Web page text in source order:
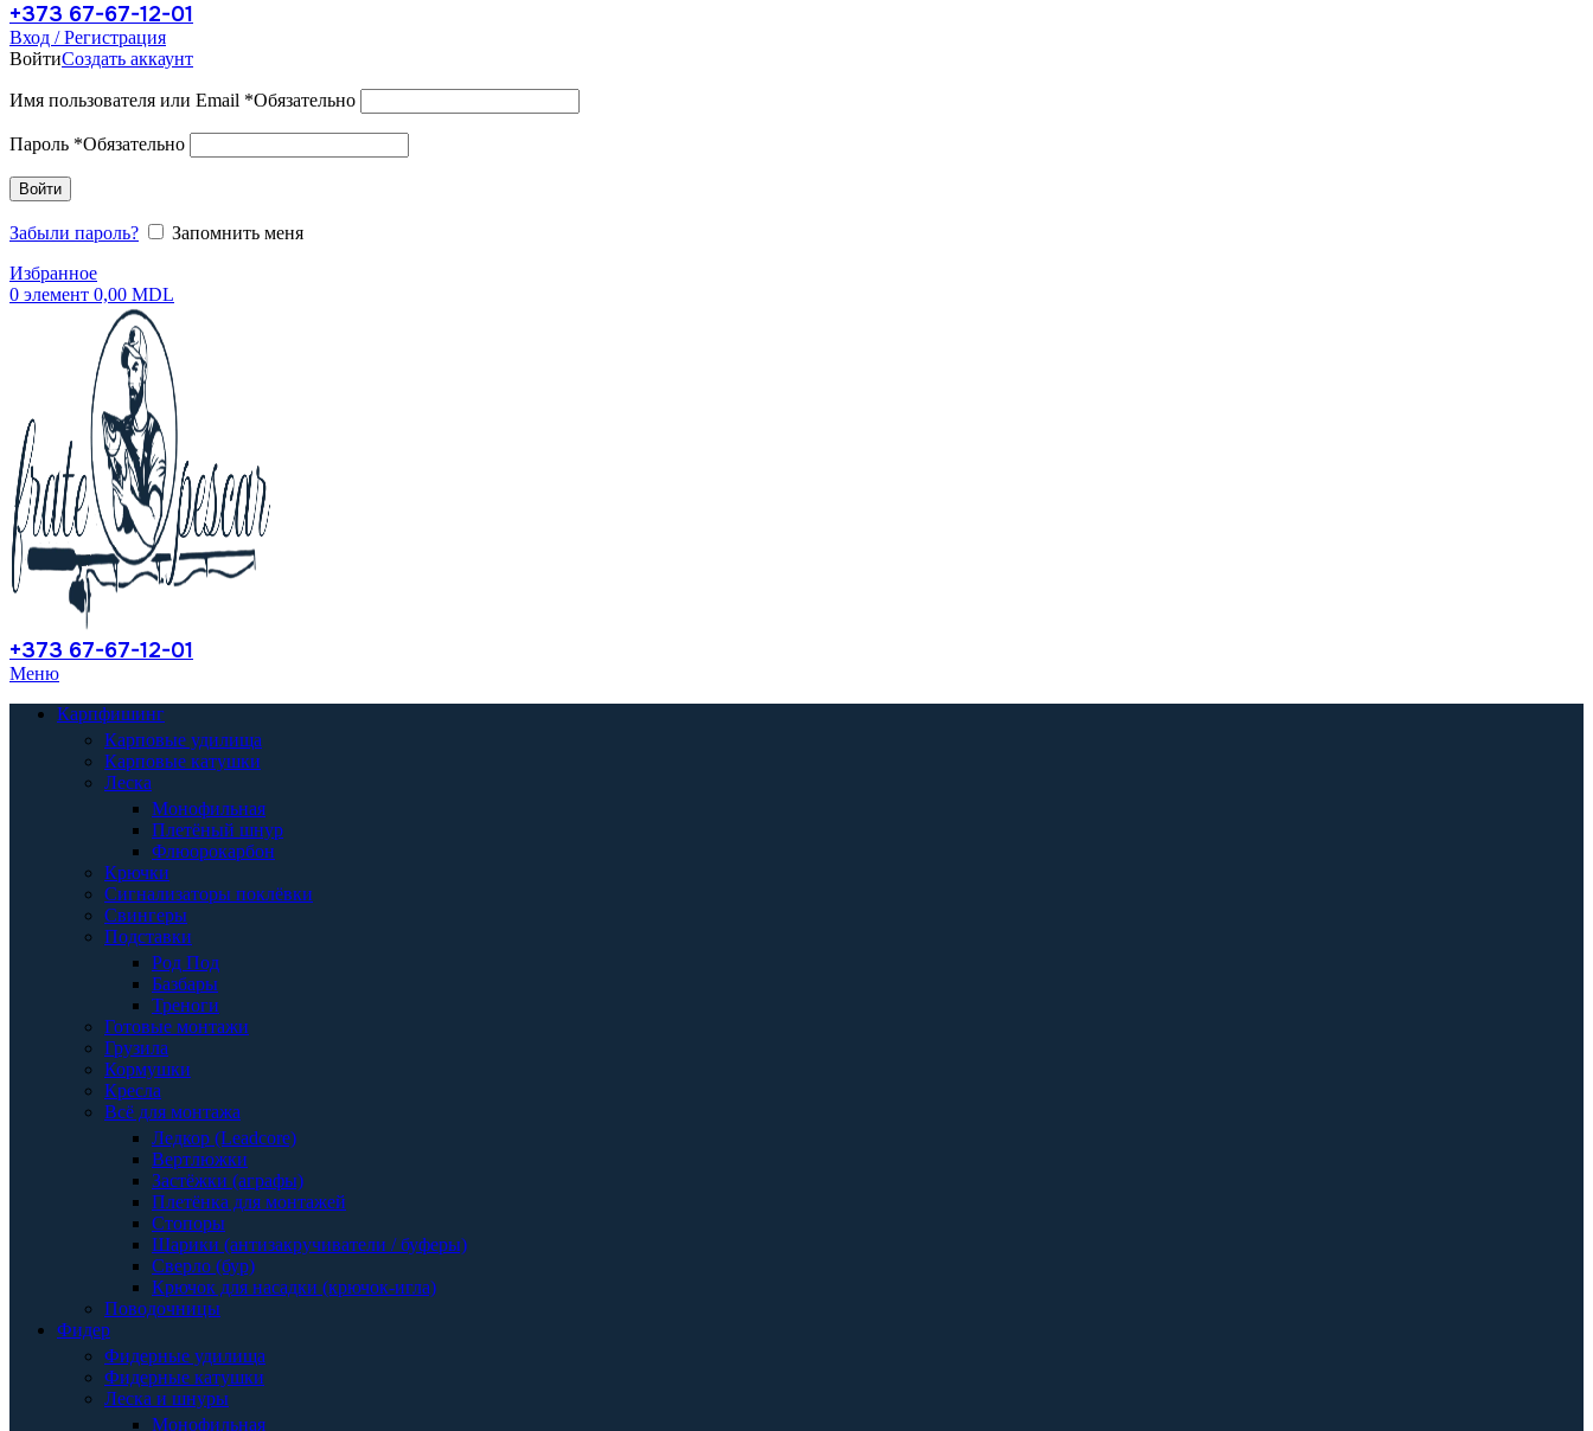
+373 67-67-12-01
Вход / Регистрация
ВойтиСоздать аккаунт
Имя пользователя или Email *Обязательно
Пароль *Обязательно
Войти
Забыли пароль?
Запомнить меня
Избранное
0 элемент 0,00 MDL
+373 67-67-12-01
Меню
Карпфишинг
Карповые удилища
Карповые катушки
Леска
Монофильная
Плетёный шнур
Флюорокарбон
Крючки
Сигнализаторы поклёвки
Свингеры
Подставки
Род Под
Базбары
Треноги
Готовые монтажи
Грузила
Кормушки
Кресла
Всё для монтажа
Ледкор (Leadcore)
Вертлюжки
Застёжки (аграфы)
Плетёнка для монтажей
Стопоры
Шарики (антизакручиватели / буферы)
Сверло (бур)
Крючок для насадки (крючок-игла)
Поводочницы
Фидер
Фидерные удилища
Фидерные катушки
Леска и шнуры
Монофильная